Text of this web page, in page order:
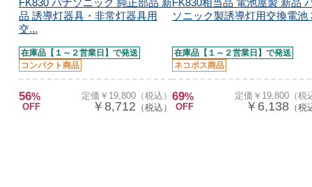
FK830 パナソニック 純正部品 新
品 誘導灯器具・非常灯器具用
交...
在庫品【１～２営業日】で発送
コンパクト商品
56%
OFF
定価￥19,800（税込）
￥8,712 （税込）
FK830相当品 電池屋製 新品
ソニック製誘導灯用交換電池
在庫品【１～２営業日】で発送
ネコポス商品
69%
OFF
定価￥19,800（税
￥6,138（税